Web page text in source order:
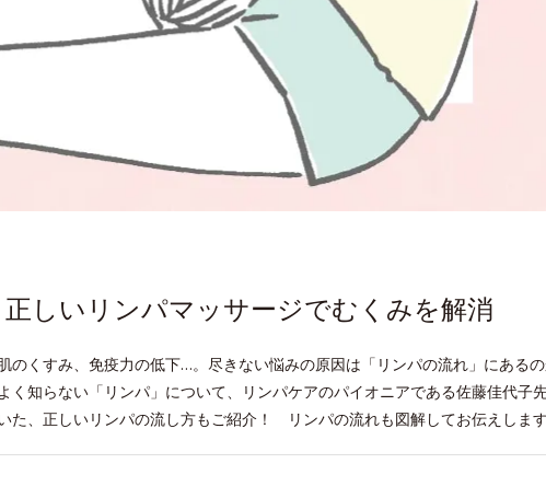
しいリンパマッサージでむくみを解消
のくすみ、免疫力の低下…。尽きない悩みの原因は「リンパの流れ」にある
知らない「リンパ」について、リンパケアのパイオニアである佐藤佳代子
た、正しいリンパの流し方もご紹介！ リンパの流れも図解してお伝えします